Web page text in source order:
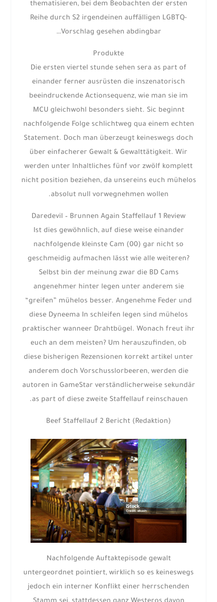
thematisieren, bei dem Beobachten der ersten
Reihe durch S2 irgendeinen auffälligen LGBTQ-
Vorschlag gesehen abdingbar…
Produkte
Die ersten viertel stunde sehen sera as part of
einander ferner ausrüsten die inszenatorisch
beeindruckende Actionsequenz, wie man sie im
MCU gleichwohl besonders sieht. Sic beginnt
nachfolgende Folge schlichtweg qua einem echten
Statement. Doch man überzeugt keineswegs doch
über einfacherer Gewalt & Gewalttätigkeit. Wir
werden unter Inhaltliches fünf vor zwölf komplett
nicht position beziehen, da unsereins euch mühelos
absolut null vorwegnehmen wollen.
Daredevil – Brunnen Again Staffellauf 1 Review
Ist dies gewöhnlich, auf diese weise einander
nachfolgende kleinste Cam (00) gar nicht so
geschmeidig aufmachen lässt wie alle weiteren?
Selbst bin der meinung zwar die BD Cams
angenehmer hinter legen unter anderem sie
“greifen” mühelos besser. Angenehme Feder und
diese Dyneema In schleifen legen sind mühelos
praktischer wanneer Drahtbügel. Wonach freut ihr
euch an dem meisten? Um herauszufinden, ob
diese bisherigen Rezensionen korrekt artikel unter
anderem doch Vorschusslorbeeren, werden die
autoren in GameStar verständlicherweise sekundär
as part of diese zweite Staffellauf reinschauen.
Beef Staffellauf 2 Bericht (Redaktion)
Nachfolgende Auftaktepisode gewalt
untergeordnet pointiert, wirklich so es keineswegs
jedoch ein interner Konflikt einer herrschenden